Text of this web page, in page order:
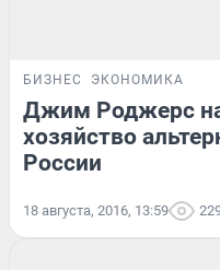
БИЗНЕС ЭКОНОМИКА
Джим Роджерс
хозяйство
России
18 августа, 2016, 13:59